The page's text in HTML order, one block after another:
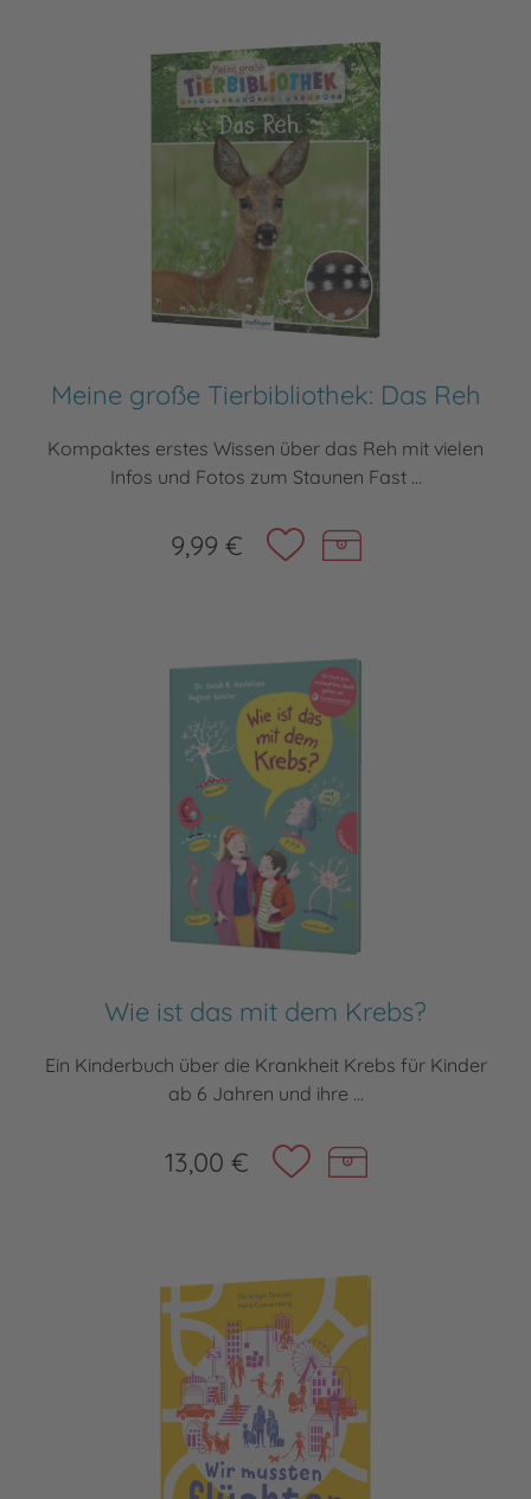
Meine große Tierbibliothek: Das Reh
Kompaktes erstes Wissen über das Reh mit vielen
Infos und Fotos zum Staunen Fast ...
9,99 €
Wie ist das mit dem Krebs?
Ein Kinderbuch über die Krankheit Krebs für Kinder
ab 6 Jahren und ihre ...
13,00 €